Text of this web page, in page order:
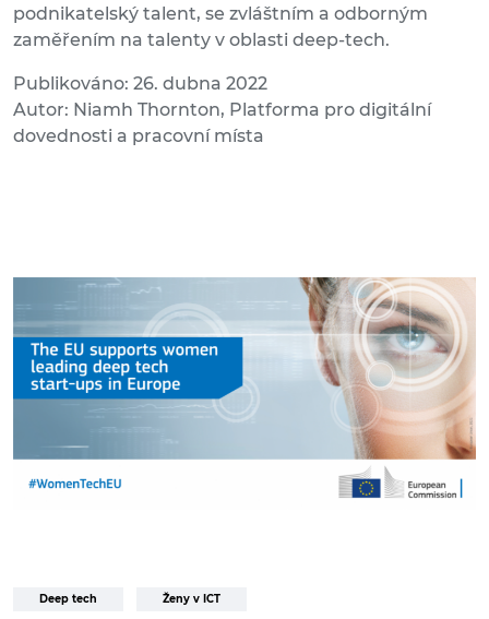
podnikatelský talent, se zvláštním a odborným
zaměřením na talenty v oblasti deep-tech.
Publikováno: 26. dubna 2022
Autor: Niamh Thornton, Platforma pro digitální
dovednosti a pracovní místa
Deep tech Ženy v ICT